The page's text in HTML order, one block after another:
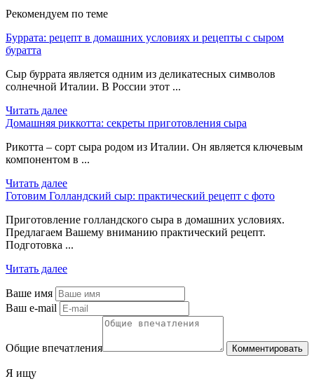
Рекомендуем по теме
Буррата: рецепт в домашних условиях и рецепты с сыром
буратта
Сыр буррата является одним из деликатесных символов
солнечной Италии. В России этот ...
Читать далее
Домашняя риккотта: секреты приготовления сыра
Рикотта – сорт сыра родом из Италии. Он является ключевым
компонентом в ...
Читать далее
Готовим Голландский сыр: практический рецепт с фото
Приготовление голландского сыра в домашних условиях.
Предлагаем Вашему вниманию практический рецепт.
Подготовка ...
Читать далее
Ваше имя
Ваш e-mail
Общие впечатления Комментировать
Я ищу